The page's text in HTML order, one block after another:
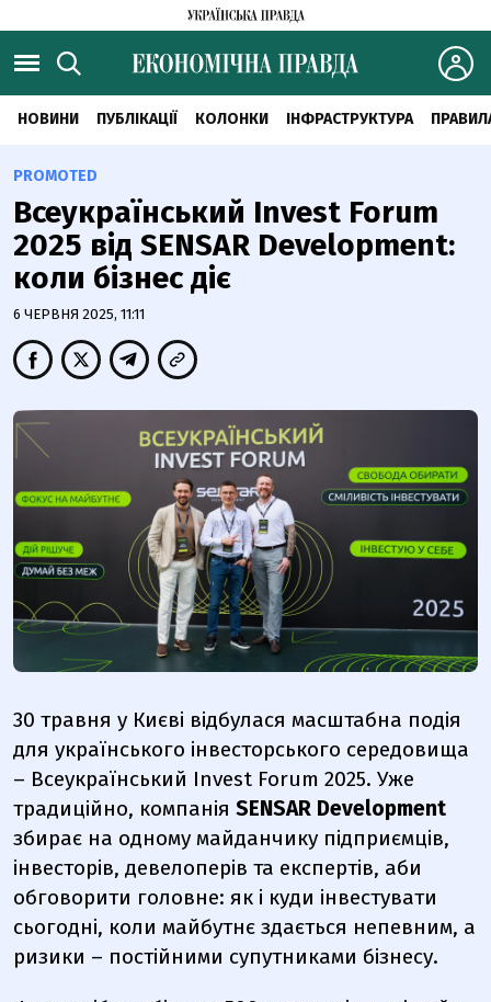
НОВИНИ ПУБЛІКАЦІЇ КОЛОНКИ ІНФРАСТРУКТУРА
PROMOTED
Всеукраїнський Invest Forum
2025 від SENSAR Development:
коли бізнес діє
6 ЧЕРВНЯ 2025, 11:11
30 травня у Києві відбулася масштабна подія
для українського інвесторського середовища
– Всеукраїнський Invest Forum 2025. Уже
традиційно, компанія SENSAR Development
збирає на одному майданчику підприємців,
інвесторів, девелоперів та експертів, аби
обговорити головне: як і куди інвестувати
сьогодні, коли майбутнє здається непевним, а
ризики – постійними супутниками бізнесу.